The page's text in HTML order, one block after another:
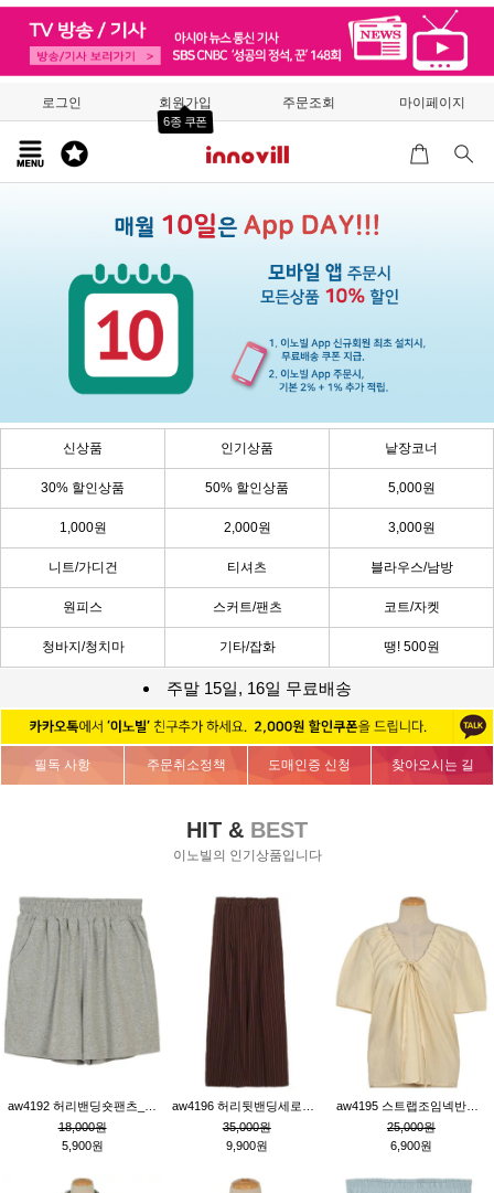
로그인 회원가입
6종 쿠폰
주문조회 마이페이지
신상품 인기상품 낱장코너
30% 할인상품 50% 할인상품 5,000원
1,000원 2,000원 3,000원
니트/가디건 티셔츠 블라우스/남방
원피스 스커트/팬츠 코트/자켓
청바지/청치마 기타/잡화 땡! 500원
주말 15일, 16일 무료배송
필독 사항 주문취소정책 도매인증 신청 찾아오시는 길
HIT & BEST
이노빌의 인기상품입니다
18,000원
5,900원
35,000원
9,900원
25,000원
6,900원